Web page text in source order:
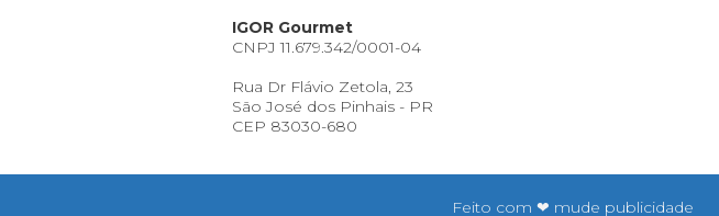
IGOR Gourmet
CNPJ 11.679.342/0001-04
Rua Dr Flávio Zetola, 23
São José dos Pinhais - PR
CEP 83030-680
Feito com ❤ mude publicidade